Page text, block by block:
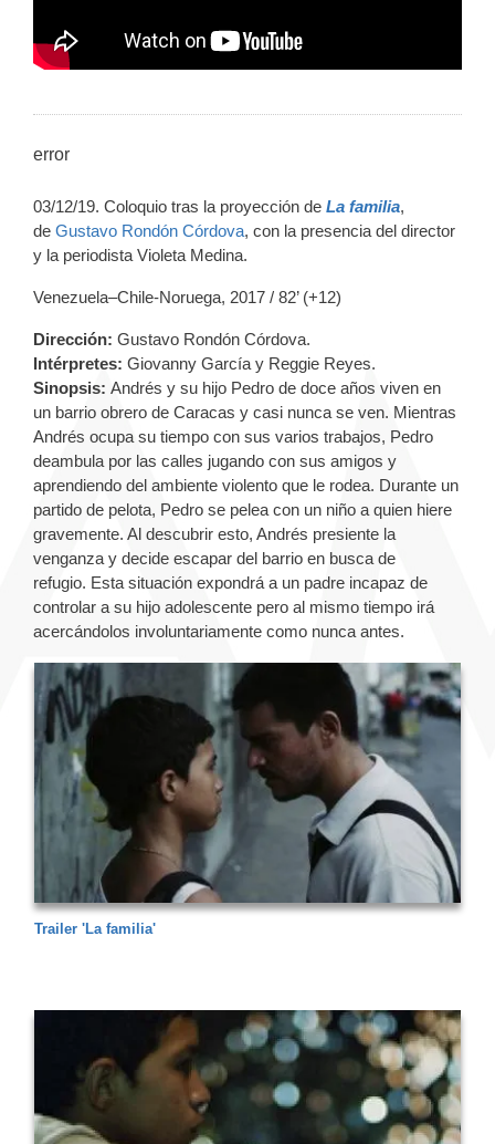
error
03/12/19. Coloquio tras la proyección de La familia,
de Gustavo Rondón Córdova, con la presencia del director
y la periodista Violeta Medina.
Venezuela–Chile-Noruega, 2017 / 82’ (+12)
Dirección: Gustavo Rondón Córdova.
Intérpretes: Giovanny García y Reggie Reyes.
Sinopsis: Andrés y su hijo Pedro de doce años viven en
un barrio obrero de Caracas y casi nunca se ven. Mientras
Andrés ocupa su tiempo con sus varios trabajos, Pedro
deambula por las calles jugando con sus amigos y
aprendiendo del ambiente violento que le rodea. Durante un
partido de pelota, Pedro se pelea con un niño a quien hiere
gravemente. Al descubrir esto, Andrés presiente la
venganza y decide escapar del barrio en busca de
refugio. Esta situación expondrá a un padre incapaz de
controlar a su hijo adolescente pero al mismo tiempo irá
acercándolos involuntariamente como nunca antes.
Trailer 'La familia'